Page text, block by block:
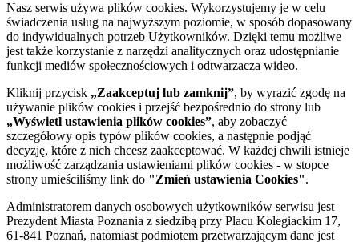
Nasz serwis używa plików cookies. Wykorzystujemy je w celu
świadczenia usług na najwyższym poziomie, w sposób dopasowany
do indywidualnych potrzeb Użytkowników. Dzięki temu możliwe
jest także korzystanie z narzędzi analitycznych oraz udostępnianie
funkcji mediów społecznościowych i odtwarzacza wideo.
Kliknij przycisk „Zaakceptuj lub zamknij”, by wyrazić zgodę na
używanie plików cookies i przejść bezpośrednio do strony lub
„Wyświetl ustawienia plików cookies”, aby zobaczyć
szczegółowy opis typów plików cookies, a następnie podjąć
decyzję, które z nich chcesz zaakceptować. W każdej chwili istnieje
możliwość zarządzania ustawieniami plików cookies - w stopce
strony umieściliśmy link do "Zmień ustawienia Cookies".
Administratorem danych osobowych użytkowników serwisu jest
Prezydent Miasta Poznania z siedzibą przy Placu Kolegiackim 17,
61-841 Poznań, natomiast podmiotem przetwarzającym dane jest